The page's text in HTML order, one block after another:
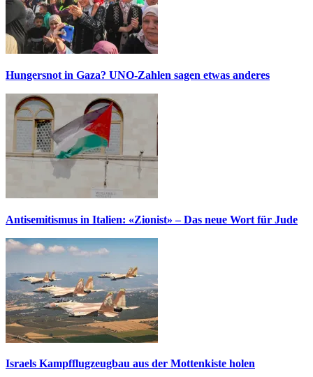
Hungersnot in Gaza? UNO-Zahlen sagen etwas anderes
Antisemitismus in Italien: «Zionist» – Das neue Wort für Jude
Israels Kampfflugzeugbau aus der Mottenkiste holen